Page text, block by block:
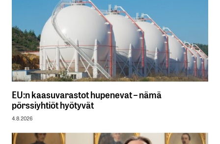
EU:n kaasuvarastot hupenevat – nämä
pörssiyhtiöt hyötyvät
4.8.2026